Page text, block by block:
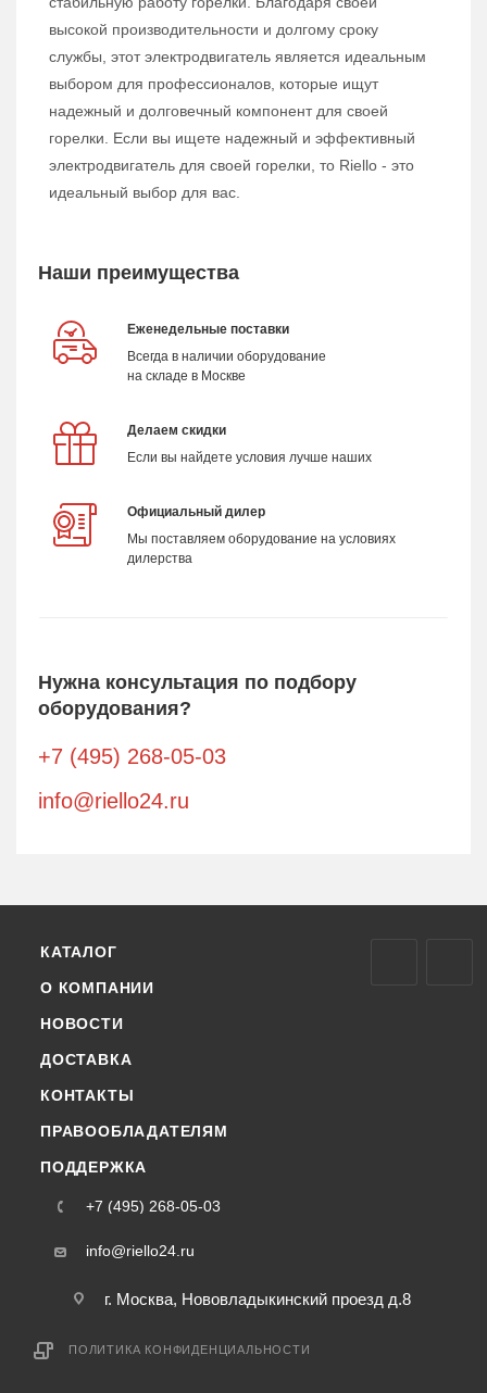
высокой производительности и долгому сроку
службы, этот электродвигатель является идеальным
выбором для профессионалов, которые ищут
надежный и долговечный компонент для своей
горелки. Если вы ищете надежный и эффективный
электродвигатель для своей горелки, то Riello - это
идеальный выбор для вас.
Наши преимущества
Еженедельные поставки
Всегда в наличии оборудование
на складе в Москве
Делаем скидки
Если вы найдете условия лучше наших
Официальный дилер
Мы поставляем оборудование на условиях
дилерства
Нужна консультация по подбору
оборудования?
+7 (495) 268-05-03
info@riello24.ru
КАТАЛОГ
О КОМПАНИИ
НОВОСТИ
ДОСТАВКА
КОНТАКТЫ
ПРАВООБЛАДАТЕЛЯМ
ПОДДЕРЖКА
+7 (495) 268-05-03
info@riello24.ru
г. Москва, Нововладыкинский проезд д.8
ПОЛИТИКА КОНФИДЕНЦИАЛЬНОСТИ